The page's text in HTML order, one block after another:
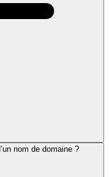
nom de domaine ?